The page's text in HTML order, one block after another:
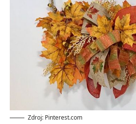
Zdroj: Pinterest.com